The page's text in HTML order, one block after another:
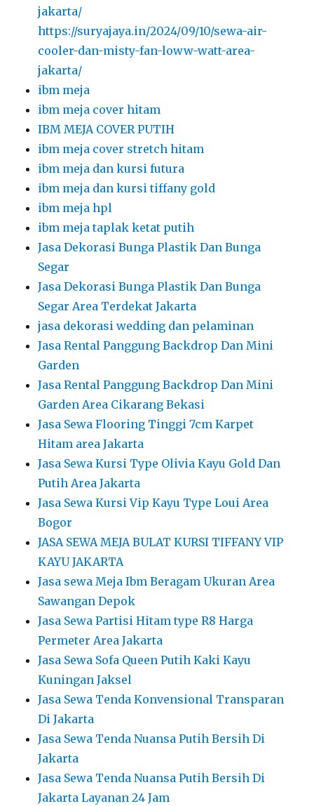
jakarta/
https://suryajaya.in/2024/09/10/sewa-air-
cooler-dan-misty-fan-loww-watt-area-
jakarta/
ibm meja
ibm meja cover hitam
IBM MEJA COVER PUTIH
ibm meja cover stretch hitam
ibm meja dan kursi futura
ibm meja dan kursi tiffany gold
ibm meja hpl
ibm meja taplak ketat putih
Jasa Dekorasi Bunga Plastik Dan Bunga
Segar
Jasa Dekorasi Bunga Plastik Dan Bunga
Segar Area Terdekat Jakarta
jasa dekorasi wedding dan pelaminan
Jasa Rental Panggung Backdrop Dan Mini
Garden
Jasa Rental Panggung Backdrop Dan Mini
Garden Area Cikarang Bekasi
Jasa Sewa Flooring Tinggi 7cm Karpet
Hitam area Jakarta
Jasa Sewa Kursi Type Olivia Kayu Gold Dan
Putih Area Jakarta
Jasa Sewa Kursi Vip Kayu Type Loui Area
Bogor
JASA SEWA MEJA BULAT KURSI TIFFANY VIP
KAYU JAKARTA
Jasa sewa Meja Ibm Beragam Ukuran Area
Sawangan Depok
Jasa Sewa Partisi Hitam type R8 Harga
Permeter Area Jakarta
Jasa Sewa Sofa Queen Putih Kaki Kayu
Kuningan Jaksel
Jasa Sewa Tenda Konvensional Transparan
Di Jakarta
Jasa Sewa Tenda Nuansa Putih Bersih Di
Jakarta
Jasa Sewa Tenda Nuansa Putih Bersih Di
Jakarta Layanan 24 Jam